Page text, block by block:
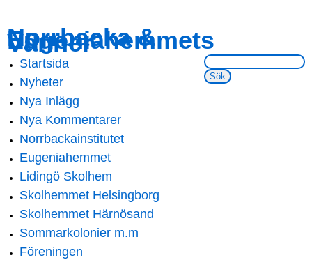
main
content
navigation
Norrbacka &
Eugeniahemmets
Vänner
Sök på webbsidan:
Main menu
Startsida
Nyheter
Nya Inlägg
Nya Kommentarer
Norrbackainstitutet
Eugeniahemmet
Lidingö Skolhem
Skolhemmet Helsingborg
Skolhemmet Härnösand
Sommarkolonier m.m
Föreningen